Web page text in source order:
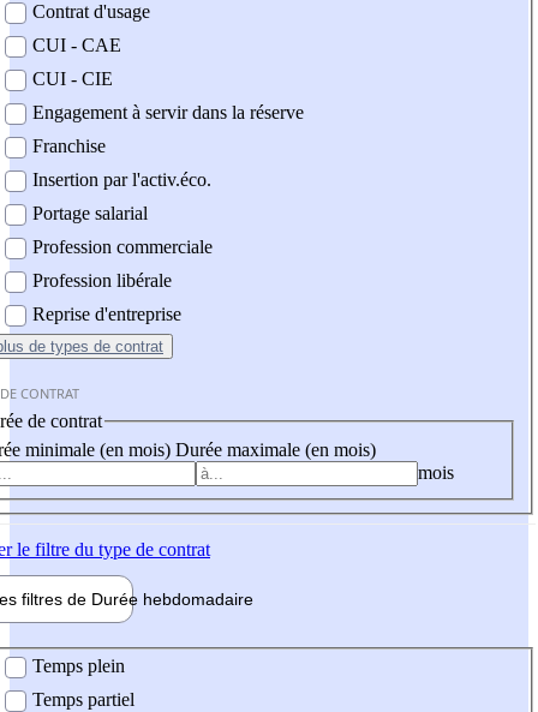
Contrat d'usage
CUI - CAE
CUI - CIE
Engagement à servir dans la réserve
Franchise
Insertion par l'activ.éco.
Portage salarial
Profession commerciale
Profession libérale
Reprise d'entreprise
de types de contrat
CONTRAT
de contrat
minimale (en mois) Durée maximale (en mois)
mois
le filtre du type de contrat
filtres de Durée hebdomadaire
Temps plein
Temps partiel